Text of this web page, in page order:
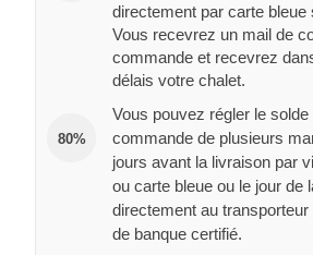
directement par carte bleue
Vous recevrez un mail de
commande et recevrez
délais votre chalet.
80%
Vous pouvez régler le
commande de plusieurs
jours avant la livraison par
ou carte bleue ou le jour de
directement au
de banque certifié.